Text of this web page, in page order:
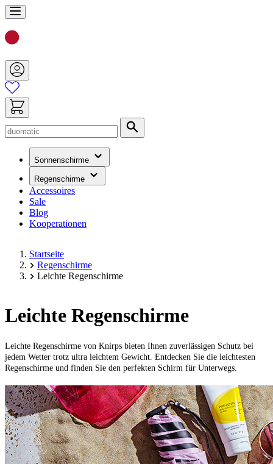
Zum
Inhalt
springen
Sonnenschirme
(hat
Untermenü)
Regenschirme
(hat
Accessoires
Sale
Blog
Kooperationen
Startseite
Regenschirme
Leichte Regenschirme
Leichte Regenschirme
Leichte Regenschirme von Knirps bieten Ihnen zuverlässigen Schutz bei
jedem Wetter trotz ultra leichtem Gewicht. Entdecken Sie die leichtesten
Regenschirme und finden Sie den perfekten Schirm für Unterwegs.